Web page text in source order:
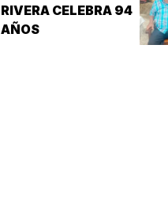
RIVERA CELEBRA 94
AÑOS